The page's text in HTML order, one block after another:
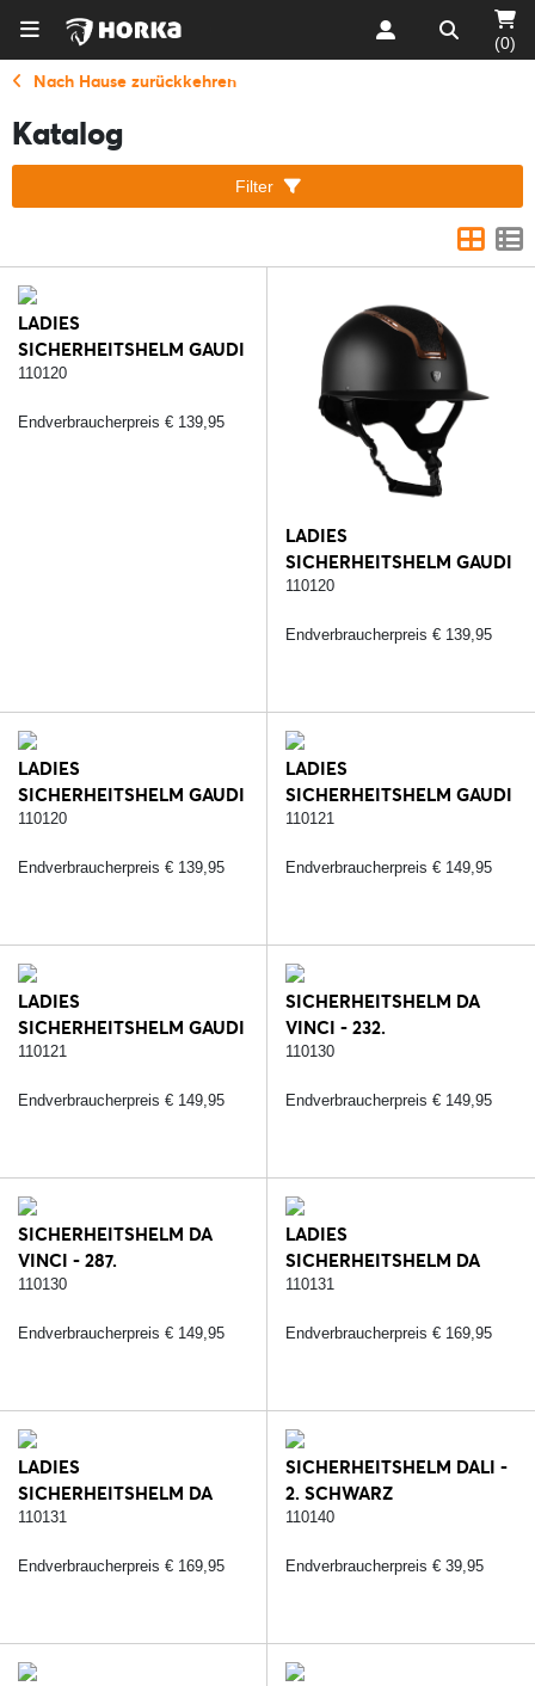
(0)
Nach Hause zurückkehren
Katalog
Filter
LADIES
SICHERHEITSHELM GAUDI
MATT - 232.
110120
Endverbraucherpreis € 139,95
LADIES
SICHERHEITSHELM GAUDI
MATT - 287.
110120
Endverbraucherpreis € 139,95
LADIES
SICHERHEITSHELM GAUDI
MATT - 410. BRAUN/ROSE
110120
Endverbraucherpreis € 139,95
LADIES
SICHERHEITSHELM GAUDI
GLOSSY - 232.
110121
Endverbraucherpreis € 149,95
LADIES
SICHERHEITSHELM GAUDI
GLOSSY - 287.
110121
Endverbraucherpreis € 149,95
SICHERHEITSHELM DA
VINCI - 232.
SCHWARZ/SILBER
110130
Endverbraucherpreis € 149,95
SICHERHEITSHELM DA
VINCI - 287.
SCHWARZ/ROSE
110130
Endverbraucherpreis € 149,95
LADIES
SICHERHEITSHELM DA
VINCI - 232.
110131
Endverbraucherpreis € 169,95
LADIES
SICHERHEITSHELM DA
VINCI - 287.
110131
Endverbraucherpreis € 169,95
SICHERHEITSHELM DALI -
2. SCHWARZ
110140
Endverbraucherpreis € 39,95